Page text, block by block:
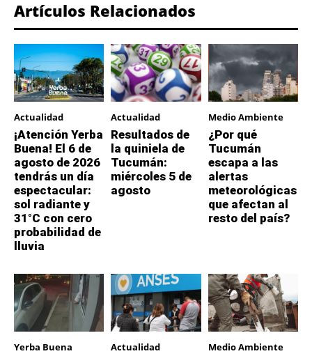
Artículos Relacionados
Actualidad
¡Atención Yerba
Buena! El 6 de
agosto de 2026
tendrás un día
espectacular:
sol radiante y
31°C con cero
probabilidad de
lluvia
Actualidad
Resultados de
la quiniela de
Tucumán:
miércoles 5 de
agosto
Medio Ambiente
¿Por qué
Tucumán
escapa a las
alertas
meteorológicas
que afectan al
resto del país?
Yerba Buena Actualidad Medio Ambiente